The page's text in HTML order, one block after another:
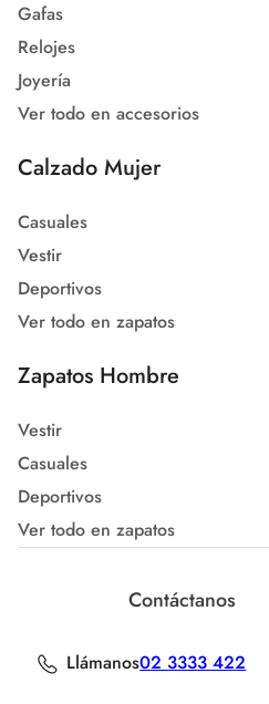
Gafas
Relojes
Joyería
Ver todo en accesorios
Calzado Mujer
Casuales
Vestir
Deportivos
Ver todo en zapatos
Zapatos Hombre
Vestir
Casuales
Deportivos
Ver todo en zapatos
Contáctanos
Llámanos02 3333 422